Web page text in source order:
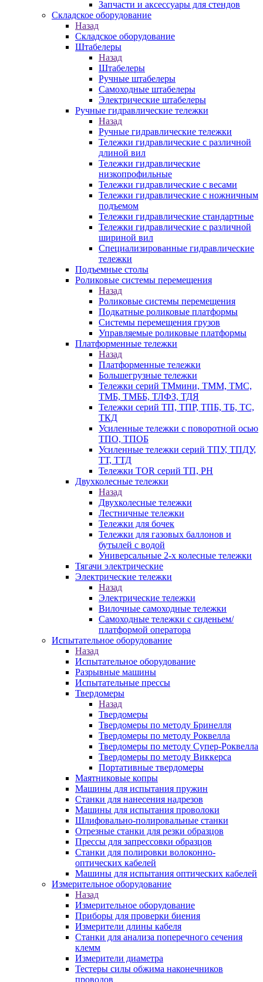
Запчасти и аксессуары для стендов
Складское оборудование
Назад
Складское оборудование
Штабелеры
Назад
Штабелеры
Ручные штабелеры
Самоходные штабелеры
Электрические штабелеры
Ручные гидравлические тележки
Назад
Ручные гидравлические тележки
Тележки гидравлические с различной
длиной вил
Тележки гидравлические
низкопрофильные
Тележки гидравлические с весами
Тележки гидравлические с ножничным
подъемом
Тележки гидравлические стандартные
Тележки гидравлические с различной
шириной вил
Специализированные гидравлические
тележки
Подъемные столы
Роликовые системы перемещения
Назад
Роликовые системы перемещения
Подкатные роликовые платформы
Системы перемещения грузов
Управляемые роликовые платформы
Платформенные тележки
Назад
Платформенные тележки
Большегрузные тележки
Тележки серий ТМмини, ТММ, ТМС,
ТМБ, ТМББ, ТЛФЗ, ТДЯ
Тележки серий ТП, ТПР, ТПБ, ТБ, ТС,
ТКД
Усиленные тележки с поворотной осью
ТПО, ТПОБ
Усиленные тележки серий ТПУ, ТПДУ,
ТТ, ТТД
Тележки TOR серий ТП, PH
Двухколесные тележки
Назад
Двухколесные тележки
Лестничные тележки
Тележки для бочек
Тележки для газовых баллонов и
бутылей с водой
Универсальные 2-х колесные тележки
Тягачи электрические
Электрические тележки
Назад
Электрические тележки
Вилочные самоходные тележки
Самоходные тележки с сиденьем/
платформой оператора
Испытательное оборудование
Назад
Испытательное оборудование
Разрывные машины
Испытательные прессы
Твердомеры
Назад
Твердомеры
Твердомеры по методу Бринелля
Твердомеры по методу Роквелла
Твердомеры по методу Супер-Роквелла
Твердомеры по методу Виккерса
Портативные твердомеры
Маятниковые копры
Машины для испытания пружин
Станки для нанесения надрезов
Машины для испытания проволоки
Шлифовально-полировальные станки
Отрезные станки для резки образцов
Прессы для запрессовки образцов
Станки для полировки волоконно-
оптических кабелей
Машины для испытания оптических кабелей
Измерительное оборудование
Назад
Измерительное оборудование
Приборы для проверки биения
Измерители длины кабеля
Станки для анализа поперечного сечения
клемм
Измерители диаметра
Тестеры силы обжима наконечников
проводов